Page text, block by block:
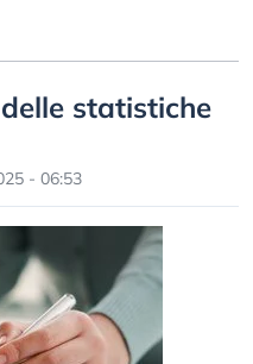
statistiche
- 06:53